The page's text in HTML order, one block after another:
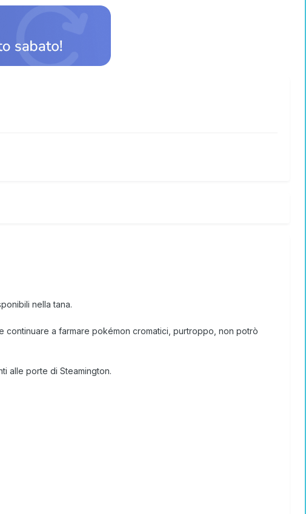
nella tana.
a farmare pokémon cromatici, purtroppo, non potrò
alle porte di Steamington.